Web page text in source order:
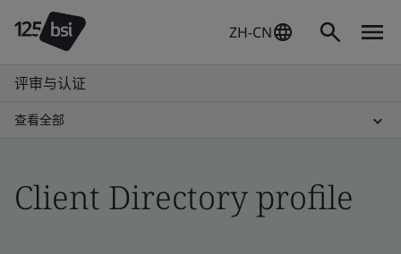
ZH-CN
评审与认证
查看全部
Client Directory profile